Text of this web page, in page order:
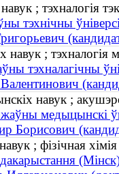
; тэхналогія
тэхнічны
навук ;
тэхналагічны
навук ;
медыцынскі
Борисович
; фізічная